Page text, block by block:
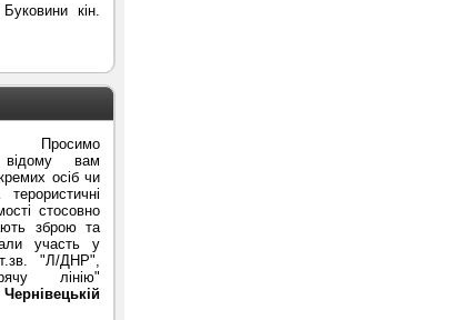
кін.
Просимо
вам
осіб чи
стосовно
зброю та
участь у
т.зв. "Л/ДНР",
лінію"